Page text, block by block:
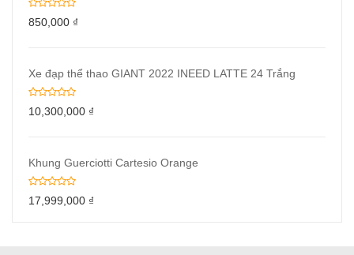
850,000 ₫
Xe đạp thể thao GIANT 2022 INEED LATTE 24 Trắng
10,300,000 ₫
Khung Guerciotti Cartesio Orange
17,999,000 ₫